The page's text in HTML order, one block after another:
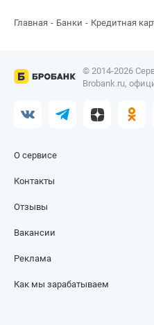
Главная Банки Кредитная
© 2014-2026
Brobank.ru,
О сервисе
Контакты
Отзывы
Вакансии
Реклама
Как мы зарабатываем